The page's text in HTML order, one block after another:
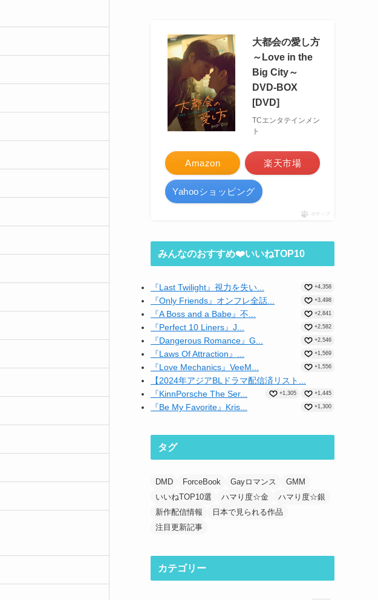
大都会の愛し方
～Love in the
Big City～
DVD-BOX
[DVD]
TCエンタテインメン
ト
Amazon 楽天市場
Yahooショッピング
ポチップ
みんなのおすすめ❤️いいねTOP10
『Last Twilight』視力を失い... +4,358
『Only Friends』オンフレ全話... +3,498
『A Boss and a Babe』不... +2,841
『Perfect 10 Liners』J... +2,582
『Dangerous Romance』G... +2,546
『Laws Of Attraction』... +1,569
『Love Mechanics』VeeM... +1,556
【2024年アジアBLドラマ配信済リスト...
+1,445
『KinnPorsche The Ser... +1,305
『Be My Favorite』Kris... +1,300
タグ
DMD ForceBook Gayロマンス
GMM
いいねTOP10選
ハマり度☆金
ハマり度☆銀
新作配信情報
日本で見られる作品
注目更新記事
カテゴリー